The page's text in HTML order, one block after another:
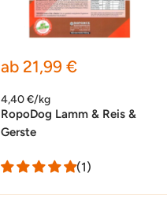
Sonderpreis
ab 21,99 €
4,40 €/kg
RopoDog Lamm & Reis &
Gerste
(1)